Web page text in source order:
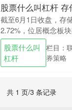
截至6月1日收盘，存
2.72%，位居概念板
内，红板科技跌停股
股份、圣邦股份、南
股价上涨的有4....
股票什么叫
杠杆
栏目：
券策略
共 1 页/3 条记录